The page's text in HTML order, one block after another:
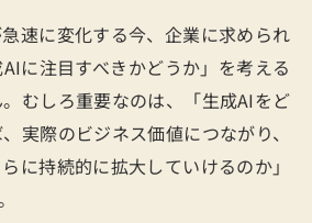
速に変化する今、企業に求められ
に注目すべきかどうか」を考える
むしろ重要なのは、「生成AIをど
実際のビジネス価値につながり、
に持続的に拡大していけるのか」